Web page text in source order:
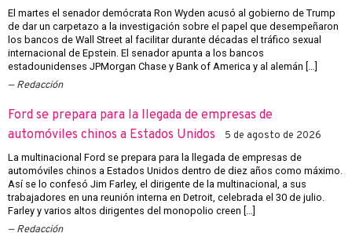
El martes el senador demócrata Ron Wyden acusó al gobierno de Trump
de dar un carpetazo a la investigación sobre el papel que desempeñaron
los bancos de Wall Street al facilitar durante décadas el tráfico sexual
internacional de Epstein. El senador apunta a los bancos
estadounidenses JPMorgan Chase y Bank of America y al alemán […]
Redacción
Ford se prepara para la llegada de empresas de
automóviles chinos a Estados Unidos
5 de agosto de 2026
La multinacional Ford se prepara para la llegada de empresas de
automóviles chinos a Estados Unidos dentro de diez años como máximo.
Así se lo confesó Jim Farley, el dirigente de la multinacional, a sus
trabajadores en una reunión interna en Detroit, celebrada el 30 de julio.
Farley y varios altos dirigentes del monopolio creen […]
Redacción